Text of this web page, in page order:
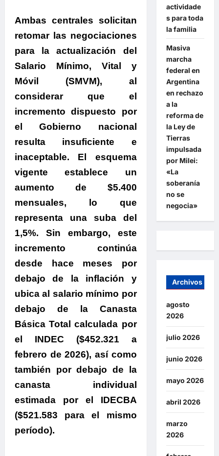
Ambas centrales solicitan
retomar las negociaciones
para la actualización del
Salario Mínimo, Vital y
Móvil (SMVM), al
considerar que el
incremento dispuesto por
el Gobierno nacional
resulta insuficiente e
inaceptable. El esquema
vigente establece un
aumento de $5.400
mensuales, lo que
representa una suba del
1,5%. Sin embargo, este
incremento continúa
desde hace meses por
debajo de la inflación y
ubica al salario mínimo por
debajo de la Canasta
Básica Total calculada por
el INDEC ($452.321 a
febrero de 2026), así como
también por debajo de la
canasta individual
estimada por el IDECBA
($521.583 para el mismo
período).
actividade
s para toda
la familia
Masiva
marcha
federal en
Argentina
en rechazo
a la
reforma de
la Ley de
Tierras
impulsada
por Milei:
«La
soberanía
no se
negocia»
Archivos
agosto
2026
julio 2026
junio 2026
mayo 2026
abril 2026
marzo
2026